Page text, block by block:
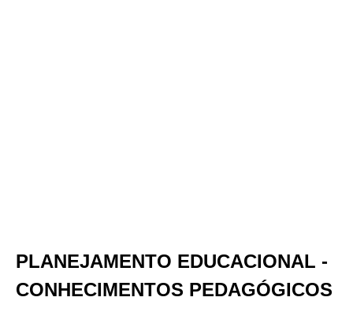
PLANEJAMENTO EDUCACIONAL -
CONHECIMENTOS PEDAGÓGICOS